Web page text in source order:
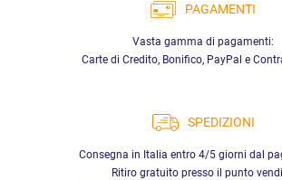
PAGAMENTI
Vasta gamma di pagamenti:
Carte di Credito, Bonifico, PayPal e
SPEDIZIONI
Consegna in Italia entro 4/5 giorni dal
Ritiro gratuito presso il punto